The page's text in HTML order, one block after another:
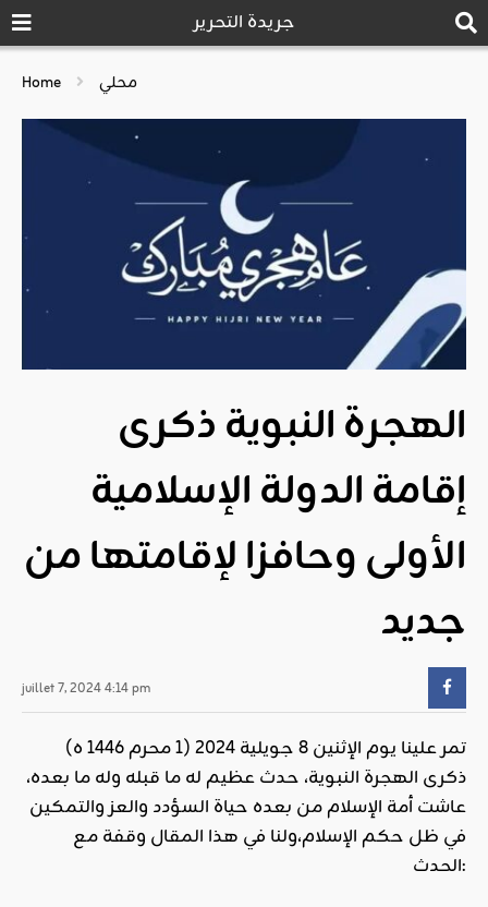
جريدة التحرير
Home محلي
الهجرة النبوية ذكرى
إقامة الدولة الإسلامية
الأولى وحافزا لإقامتها من
جديد
juillet 7, 2024 4:14 pm
تمر علينا يوم الإثنين 8 جويلية 2024 (1 محرم 1446 ه)
ذكرى الهجرة النبوية، حدث عظيم له ما قبله وله ما بعده،
عاشت أمة الإسلام من بعده حياة السؤدد والعز والتمكين
في ظل حكم الإسلام،ولنا في هذا المقال وقفة مع
الحدث: